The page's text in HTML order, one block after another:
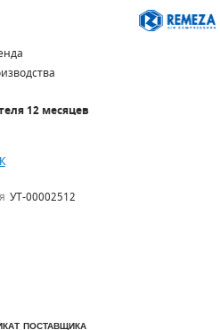
12 месяцев
УТ-00002512
поставщика